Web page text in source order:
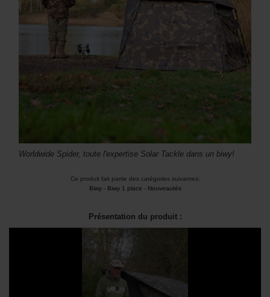
Worldwide Spider, toute l'expertise Solar Tackle dans un biwy!
Ce produit fait partie des catégories suivantes:
Biwy- Biwy 1 place - Nouveautés
Présentation du produit :